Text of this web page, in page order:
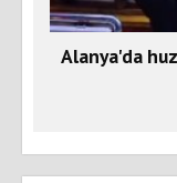
Alanya'da